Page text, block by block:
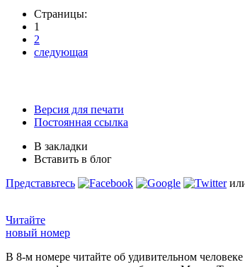
Страницы:
1
2
следующая
Версия для печати
Постоянная ссылка
В закладки
Вставить в блог
Представьтесь
Читайте
новый номер
В 8-м номере читайте об удивительном